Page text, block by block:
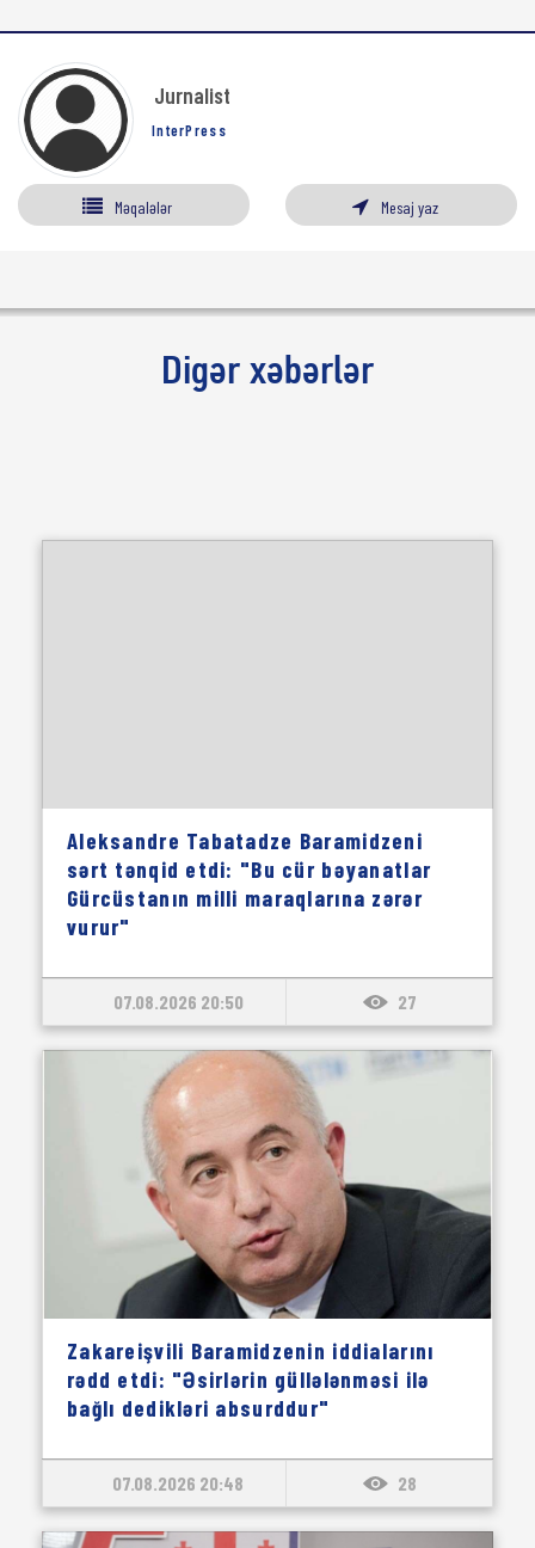
Jurnalist
InterPress
Məqalələr Mesaj yaz
Digər xəbərlər
Aleksandre Tabatadze Baramidzeni
sərt tənqid etdi: "Bu cür bəyanatlar
Gürcüstanın milli maraqlarına zərər
vurur"
07.08.2026 20:50 27
Zakareişvili Baramidzenin iddialarını
rədd etdi: "Əsirlərin güllələnməsi ilə
bağlı dedikləri absurddur"
07.08.2026 20:48 28